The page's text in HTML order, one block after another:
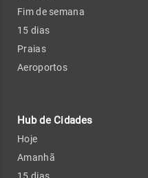
Fim de semana
15 dias
Praias
Aeroportos
Hub de Cidades
Hoje
Amanhã